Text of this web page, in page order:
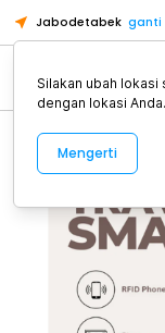
Jabodetabek ganti
Alat Kopi
Silakan ubah lokasi
dengan lokasi Anda.
Mengerti